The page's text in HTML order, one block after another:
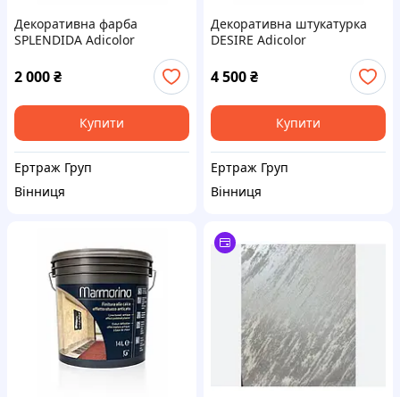
Декоративна фарба
SPLENDIDA Adicolor
2 000₴
Купити
Ертраж Груп
Вінниця
Декоративна штукатурка
DESIRE Adicolor
4 500₴
Купити
Ертраж Груп
Вінниця